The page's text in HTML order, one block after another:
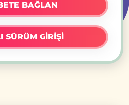
BAĞLAN
SÜRÜM GİRİŞİ